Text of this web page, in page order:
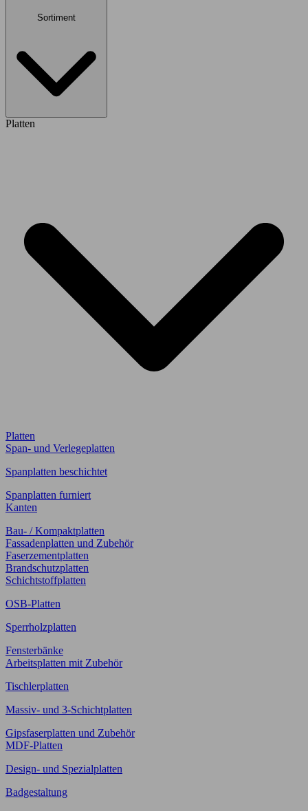
Sortiment
Platten
Platten
Span- und Verlegeplatten
Spanplatten beschichtet
Spanplatten furniert
Kanten
Bau- / Kompaktplatten
Fassadenplatten und Zubehör
Faserzementplatten
Brandschutzplatten
Schichtstoffplatten
OSB-Platten
Sperrholzplatten
Fensterbänke
Arbeitsplatten mit Zubehör
Tischlerplatten
Massiv- und 3-Schichtplatten
Gipsfaserplatten und Zubehör
MDF-Platten
Design- und Spezialplatten
Badgestaltung